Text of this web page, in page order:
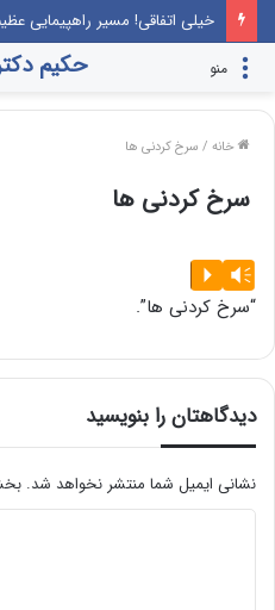
حکیم منو
خانه / سرخ کردنی ها
سرخ کردنی ها
پخش‌کننده
صوت
Vm
P
“سرخ کردنی ها”.
دیدگاهتان را بنویسید
نشانی ایمیل شما منتشر نخواهد شد.